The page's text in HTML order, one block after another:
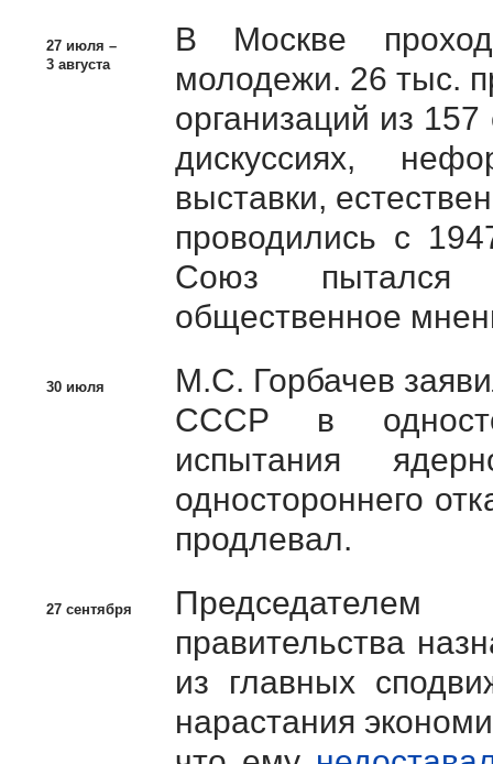
27 июля –
3 августа
В Москве
молодежи. 26 тыс.
организаций из
дискуссиях,
выставки,
проводились с
Союз пытался
общественное
30 июля М.С. Горбачев
СССР в
испытания
одностороннего
продлевал.
27 сентября
правительства
из главных
нарастания